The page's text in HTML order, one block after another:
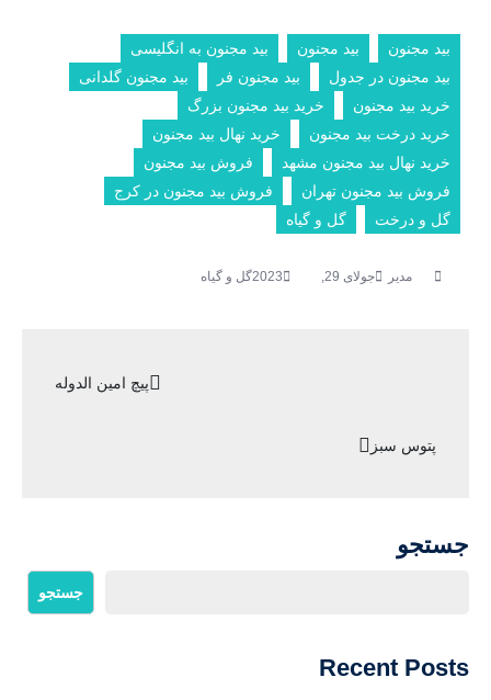
بيد مجنون بید مجنون
بید مجنون به انگلیسی
بید مجنون در جدول
بید مجنون فر
بید مجنون گلدانی
خرید بید مجنون
خرید بید مجنون بزرگ
خرید درخت بید مجنون
خرید نهال بید مجنون
خرید نهال بید مجنون مشهد
فروش بید مجنون
فروش بید مجنون تهران
فروش بید مجنون در کرج
گل و درخت
گل و گیاه
جولای 29, 2023 گل و گیاه
نوشته
پیچ امین الدوله
پتوس سبز
جستجو
جستجو
Recent Posts